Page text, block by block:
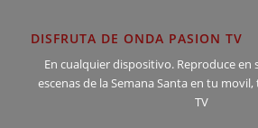
DISFRUTA DE ONDA PASION TV
En cualquier dispositivo. Reproduce en
escenas de la Semana Santa en tu
TV